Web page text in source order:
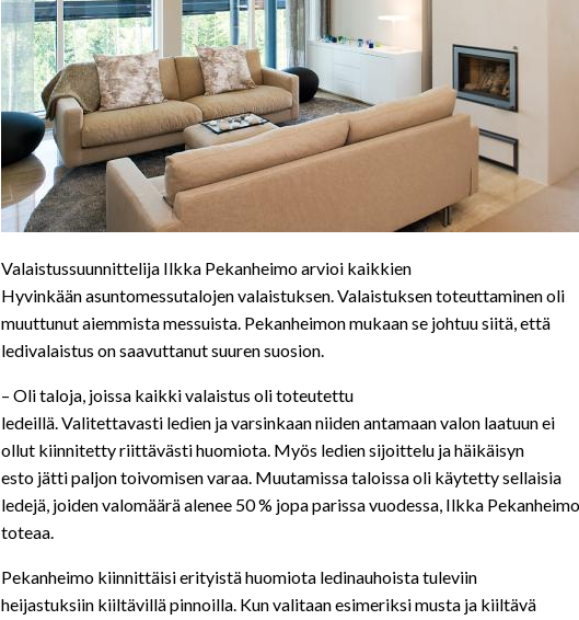
Valaistussuunnittelija Ilkka Pekanheimo arvioi kaikkien
Hyvinkään asuntomessutalojen valaistuksen. Valaistuksen toteuttaminen oli
muuttunut aiemmista messuista. Pekanheimon mukaan se johtuu siitä, että
ledivalaistus on saavuttanut suuren suosion.
– Oli taloja, joissa kaikki valaistus oli toteutettu
ledeillä. Valitettavasti ledien ja varsinkaan niiden antamaan valon laatuun ei
ollut kiinnitetty riittävästi huomiota. Myös ledien sijoittelu ja häikäisyn
esto jätti paljon toivomisen varaa. Muutamissa taloissa oli käytetty sellaisia
ledejä, joiden valomäärä alenee 50 % jopa parissa vuodessa, Ilkka Pekanheimo
toteaa.
Pekanheimo kiinnittäisi erityistä huomiota ledinauhoista tuleviin
heijastuksiin kiiltävillä pinnoilla. Kun valitaan esimeriksi musta ja kiiltävä